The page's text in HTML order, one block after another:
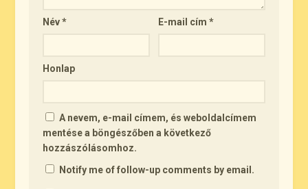
Név* E-mail cím*
Honlap
A nevem, e-mail címem, és weboldalcímem
mentése a böngészőben a következő
hozzászólásomhoz.
Notify me of follow-up comments by email.